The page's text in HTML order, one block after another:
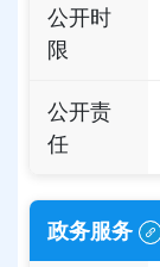
公开时
限
公开责
任
政务服务